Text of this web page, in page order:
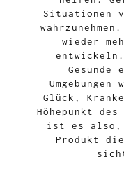
Situationen
wieder
Gesunde
Glück,
Höhepunkt des
ist es also,
Produkt